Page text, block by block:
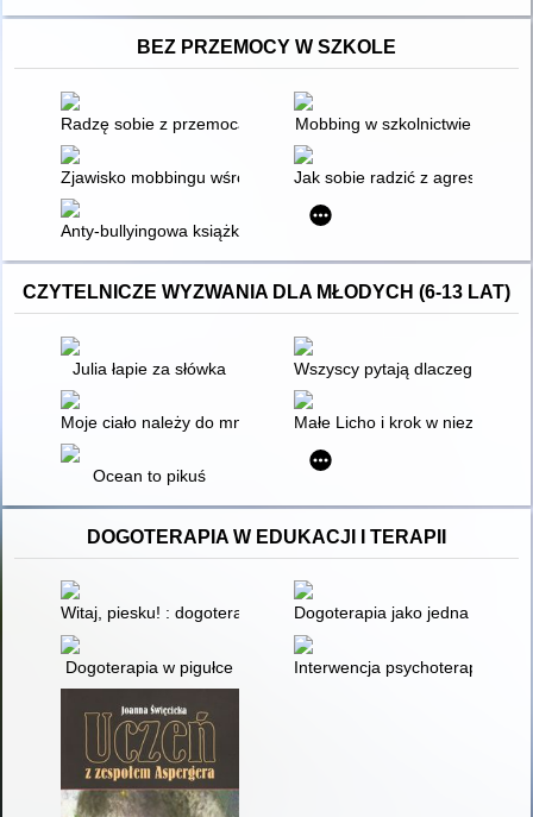
BEZ PRZEMOCY W SZKOLE
Radzę sobie z przemocą w szkole i internecie : karty pracy
Mobbing w szkolnictwie
Zjawisko mobbingu wśród uczniów szkół polskich w Polsce i
Jak sobie radzić z agresją i
Anty-bullyingowa książka dla dziewczyn : praktyczne
CZYTELNICZE WYZWANIA DLA MŁODYCH (6-13 LAT)
Julia łapie za słówka Wszyscy pytają dlaczego
Moje ciało należy do mnie : naucz dziecko mówić "nie"!
Małe Licho i krok w nieznane
Ocean to pikuś
DOGOTERAPIA W EDUKACJI I TERAPII
Witaj, piesku! : dogoterapia we wspomaganiu rozwoju dzieci
Dogoterapia jako jedna z form
Dogoterapia w pigułce Interwencja